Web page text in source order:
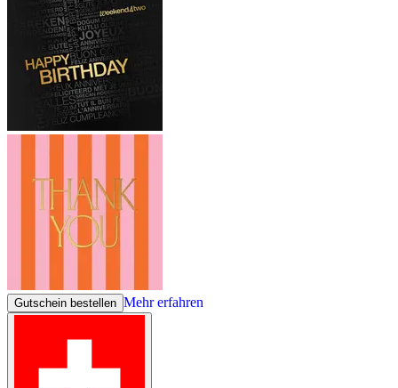
Gutschein bestellen Mehr erfahren